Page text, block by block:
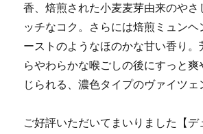
香、焙煎された小麦麦芽由来のやさ
ッチなコク。さらには焙煎ミュンヘ
ーストのようなほのかな甘い香り
らやわらかな喉ごしの後にすっと
じられる、濃色タイプのヴァイツェ
ご好評いただいてまいりました【デ